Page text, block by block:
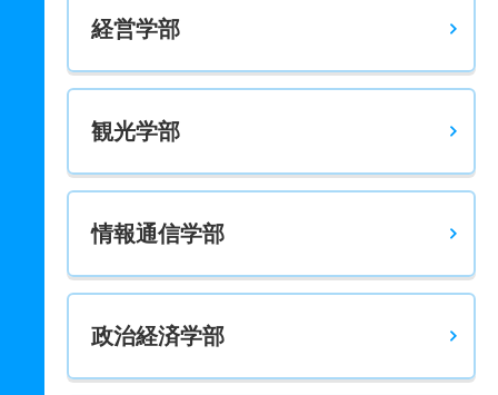
－ －
－ － 600 － － － －
経営学部
観光学部
情報通信学部
政治経済学部